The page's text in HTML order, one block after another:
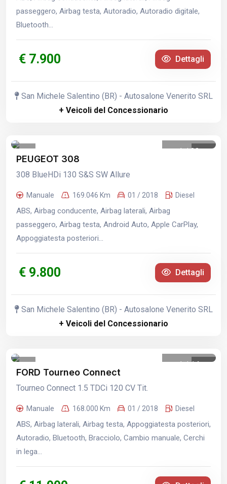
passeggero, Airbag testa, Autoradio, Autoradio digitale,
Bluetooth...
€ 7.900 Dettagli
San Michele Salentino (BR) - Autosalone Venerito SRL
+ Veicoli del Concessionario
1 /33
PEUGEOT 308
308 BlueHDi 130 S&S SW Allure
Manuale 169.046 Km 01 / 2018 Diesel
ABS, Airbag conducente, Airbag laterali, Airbag
passeggero, Airbag testa, Android Auto, Apple CarPlay,
Appoggiatesta posteriori...
€ 9.800 Dettagli
San Michele Salentino (BR) - Autosalone Venerito SRL
+ Veicoli del Concessionario
1 /14
FORD Tourneo Connect
Tourneo Connect 1.5 TDCi 120 CV Tit.
Manuale 168.000 Km 01 / 2018 Diesel
ABS, Airbag laterali, Airbag testa, Appoggiatesta posteriori,
Autoradio, Bluetooth, Bracciolo, Cambio manuale, Cerchi
in lega...